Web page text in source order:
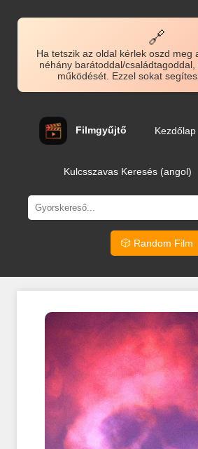
🔗
Ha tetszik az oldal kérlek oszd meg
néhány barátoddal/
működését. Ezzel sokat
Filmgyűjtő Kezdőlap
Kulcsszavas Keresés (angol)
🎲 Random Film